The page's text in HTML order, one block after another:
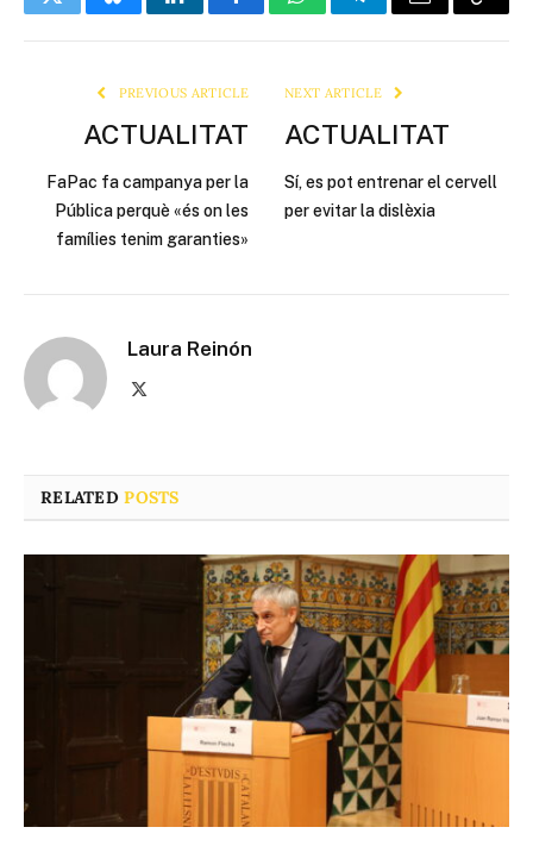
TwitterBlueskyLinkedInFacebookWhatsAppTelegramEmail Copy
PREVIOUS ARTICLE
ACTUALITAT
FaPac fa campanya per la
Pública perquè «és on les
famílies tenim garanties»
NEXT ARTICLE
ACTUALITAT
Sí, es pot entrenar el cervell
per evitar la dislèxia
Laura Reinón
RELATEDPOSTS